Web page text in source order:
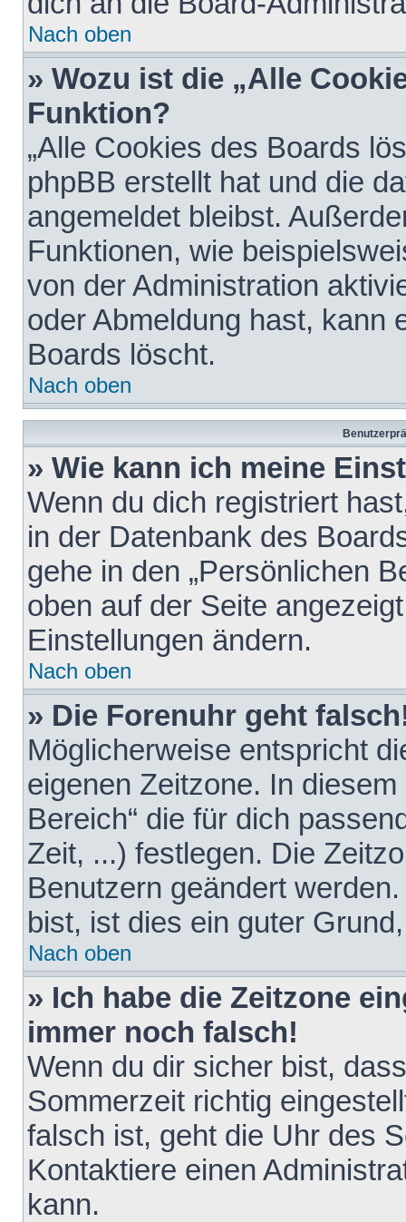
Nach oben
» Wozu ist die „Alle
Funktion?
„Alle Cookies des Boards
phpBB erstellt hat und die
angemeldet bleibst.
Funktionen, wie
von der Administration
oder Abmeldung hast, kann
Boards löscht.
Nach oben
» Wie kann ich meine
Wenn du dich registriert
in der Datenbank des
gehe in den „Persönlichen
oben auf der Seite
Einstellungen ändern.
Nach oben
» Die Forenuhr geht
Möglicherweise entspricht
eigenen Zeitzone. In
Bereich“ die für dich
Zeit, ...) festlegen. Die
Benutzern geändert
bist, ist dies ein guter
Nach oben
» Ich habe die Zeitzone
immer noch falsch!
Wenn du dir sicher bist,
Sommerzeit richtig
falsch ist, geht die Uhr des
Kontaktiere einen
kann.